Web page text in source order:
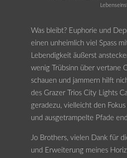
Was bleibt? Euphorie und
einen unheimlich viel Spass
Lebendigkeit äußerst
wenig Trübsinn über vertane
schauen und jammern hilft
des Grazer Trios City Lights
geradezu, vielleicht den
und ausgetrampelte Pfade
Jo Brothers, vielen Dank für
und Erweiterung meines